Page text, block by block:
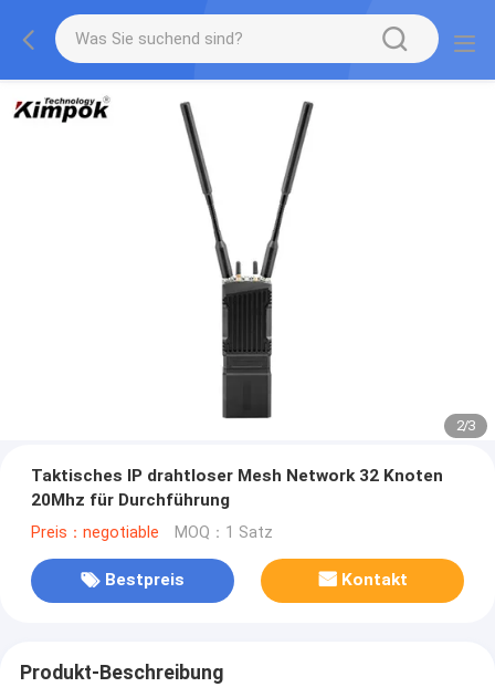
2/3
Taktisches IP drahtloser Mesh Network 32 Knoten
20Mhz für Durchführung
Preis：negotiable MOQ：1 Satz
Bestpreis Kontakt
Produkt-Beschreibung